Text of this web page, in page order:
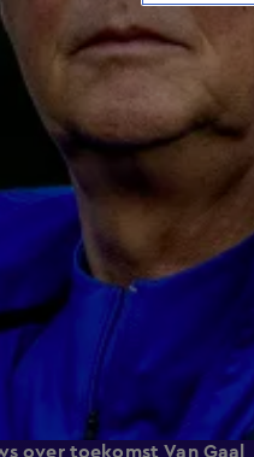
over toekomst Van Gaal